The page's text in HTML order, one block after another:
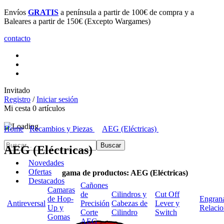
Envíos GRATIS a península a partir de 100€ de compra y a
Baleares a partir de 150€ (Excepto Wargames)
contacto
Invitado
Registro /Iniciar sesión
Mi cesta 0 artículos
Novedades
Ofertas
Destacados
Home Recambios y Piezas AEG (Eléctricas)
AEG (Eléctricas)
gama de productos: AEG (Eléctricas)
Antireversal
Camaras
de Hop-
Up y
Gomas
Cañones
de
Precisión
Corte
AEG
Cilindros y
Cabezas de
Cilindro
Cut Off
Lever y
Switch